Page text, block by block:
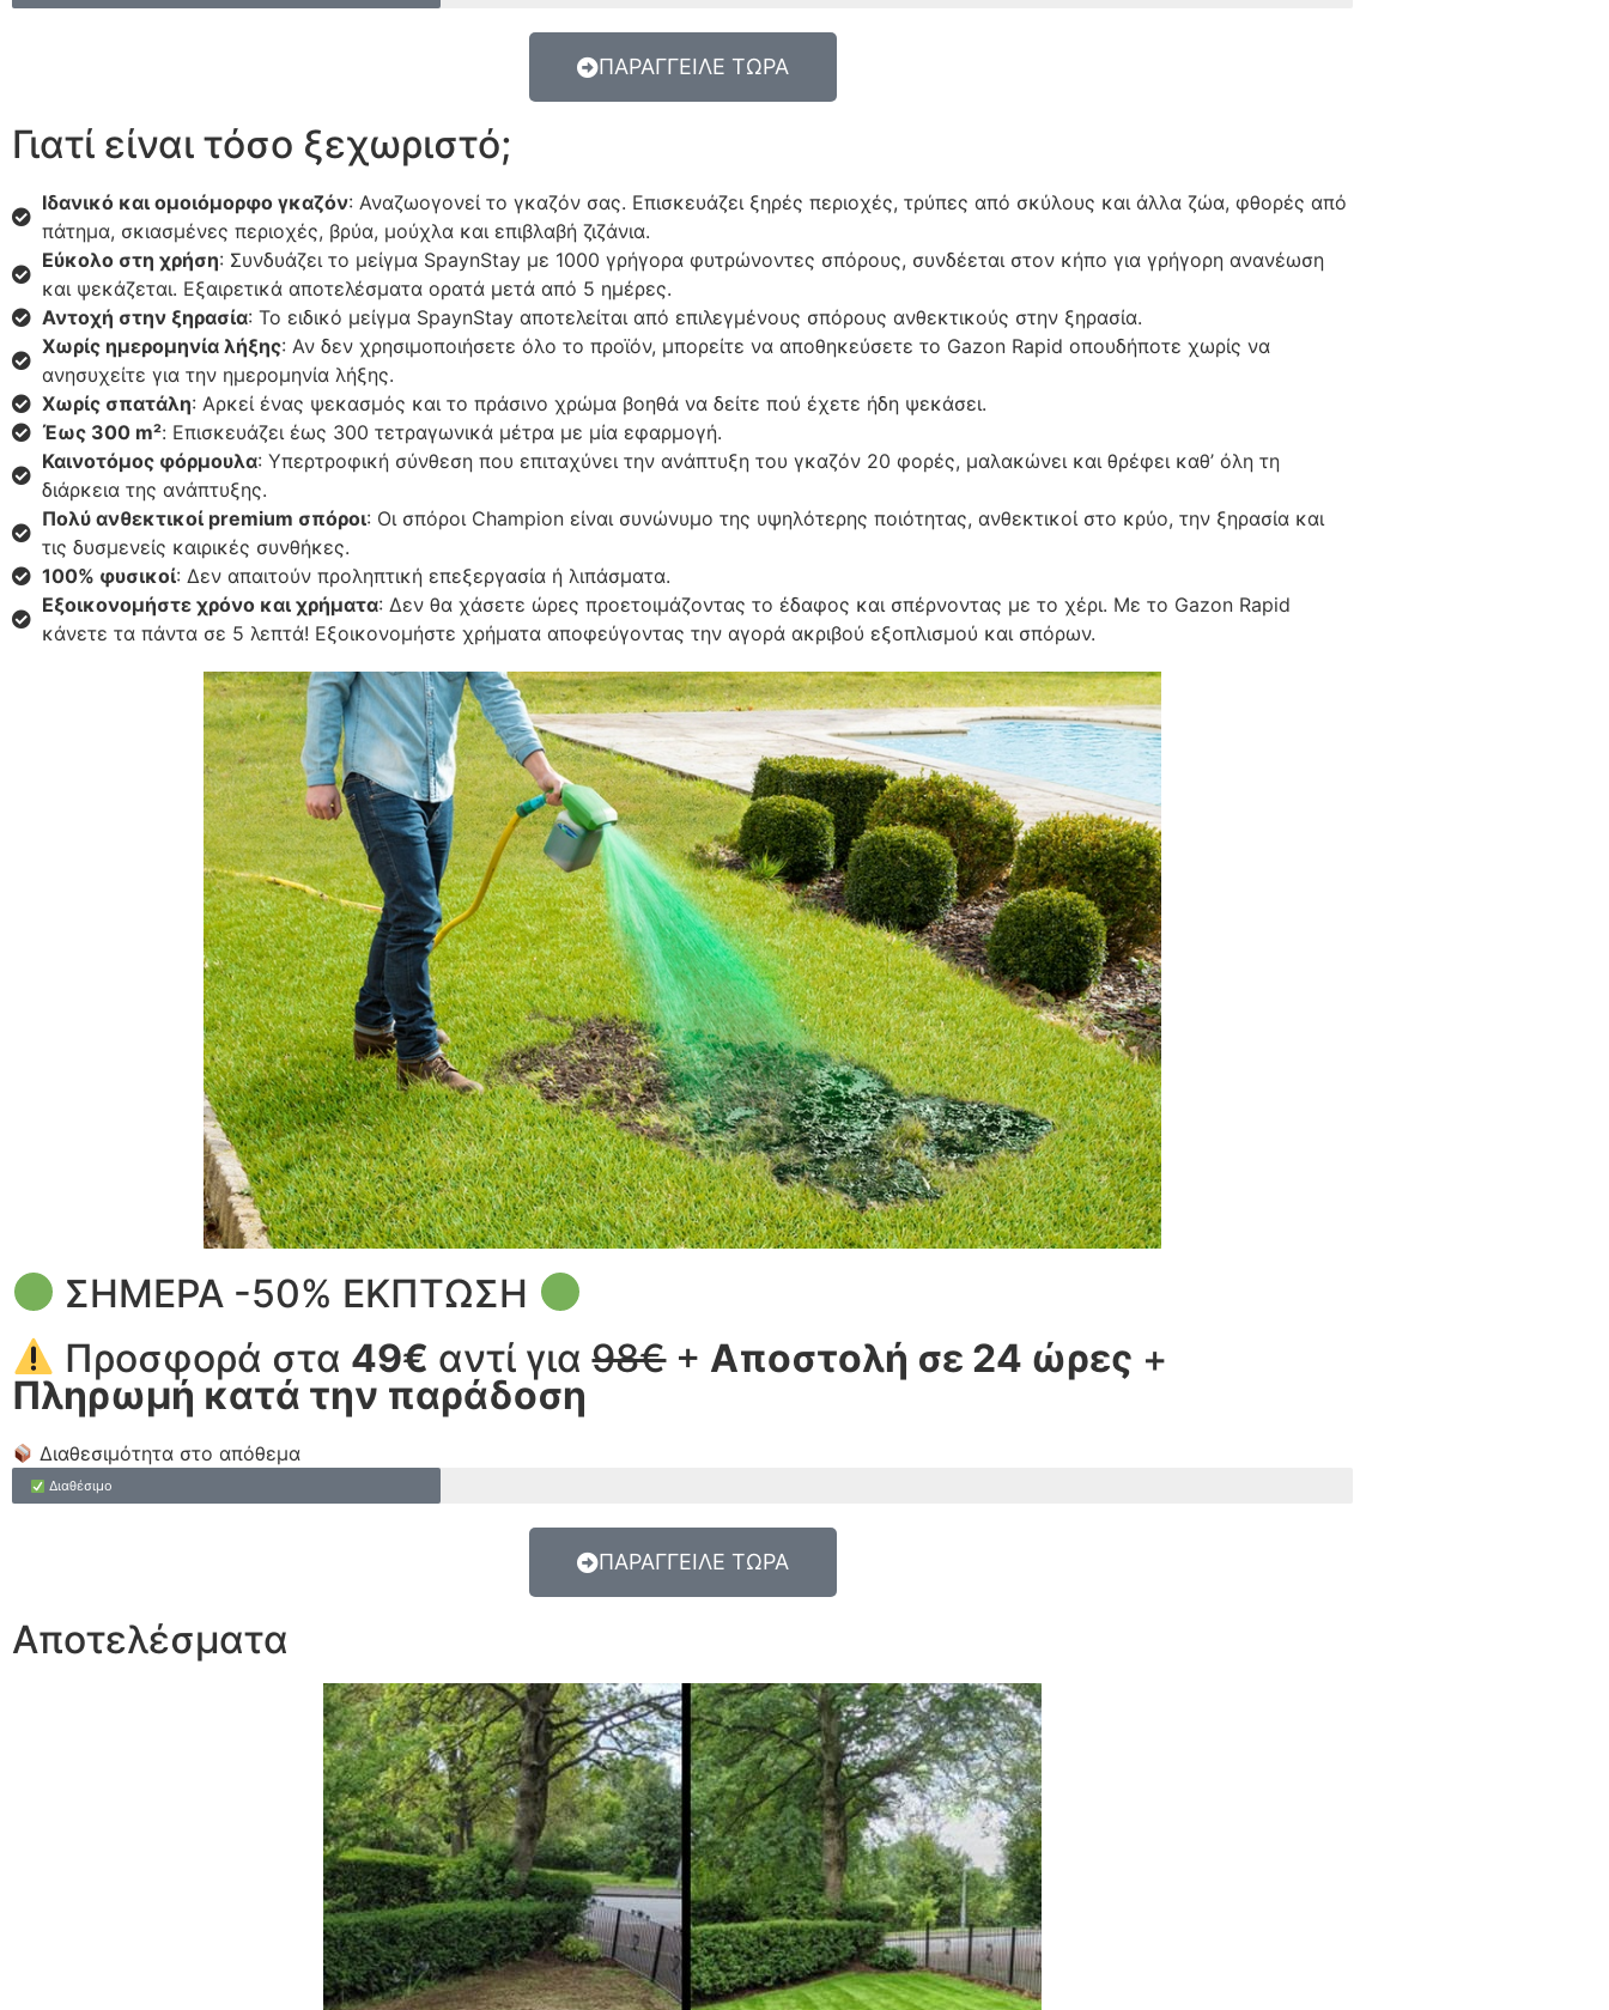
ΠΑΡΑΓΓΕΙΛΕ ΤΩΡΑ
Γιατί είναι τόσο ξεχωριστό;
Ιδανικό και ομοιόμορφο γκαζόν: Αναζωογονεί το γκαζόν σας. Επισκευάζει ξηρές περιοχές, τρύπες από σκύλους και άλλα ζώα, φθορές από
πάτημα, σκιασμένες περιοχές, βρύα, μούχλα και επιβλαβή ζιζάνια.
Εύκολο στη χρήση: Συνδυάζει το μείγμα SpaynStay με 1000 γρήγορα φυτρώνοντες σπόρους, συνδέεται στον κήπο για γρήγορη ανανέωση
και ψεκάζεται. Εξαιρετικά αποτελέσματα ορατά μετά από 5 ημέρες.
Αντοχή στην ξηρασία: Το ειδικό μείγμα SpaynStay αποτελείται από επιλεγμένους σπόρους ανθεκτικούς στην ξηρασία.
Χωρίς ημερομηνία λήξης: Αν δεν χρησιμοποιήσετε όλο το προϊόν, μπορείτε να αποθηκεύσετε το Gazon Rapid οπουδήποτε χωρίς να
ανησυχείτε για την ημερομηνία λήξης.
Χωρίς σπατάλη: Αρκεί ένας ψεκασμός και το πράσινο χρώμα βοηθά να δείτε πού έχετε ήδη ψεκάσει.
Έως 300 m²: Επισκευάζει έως 300 τετραγωνικά μέτρα με μία εφαρμογή.
Καινοτόμος φόρμουλα: Υπερτροφική σύνθεση που επιταχύνει την ανάπτυξη του γκαζόν 20 φορές, μαλακώνει και θρέφει καθ’ όλη τη
διάρκεια της ανάπτυξης.
Πολύ ανθεκτικοί premium σπόροι: Οι σπόροι Champion είναι συνώνυμο της υψηλότερης ποιότητας, ανθεκτικοί στο κρύο, την ξηρασία και
τις δυσμενείς καιρικές συνθήκες.
100% φυσικοί: Δεν απαιτούν προληπτική επεξεργασία ή λιπάσματα.
Εξοικονομήστε χρόνο και χρήματα: Δεν θα χάσετε ώρες προετοιμάζοντας το έδαφος και σπέρνοντας με το χέρι. Με το Gazon Rapid
κάνετε τα πάντα σε 5 λεπτά! Εξοικονομήστε χρήματα αποφεύγοντας την αγορά ακριβού εξοπλισμού και σπόρων.
ΣΗΜΕΡΑ -50% ΕΚΠΤΩΣΗ
Προσφορά στα 49€ αντί για98€+ Αποστολή σε 24 ώρες +
Πληρωμή κατά την παράδοση
Διαθεσιμότητα στο απόθεμα
Διαθέσιμο
ΠΑΡΑΓΓΕΙΛΕ ΤΩΡΑ
Αποτελέσματα